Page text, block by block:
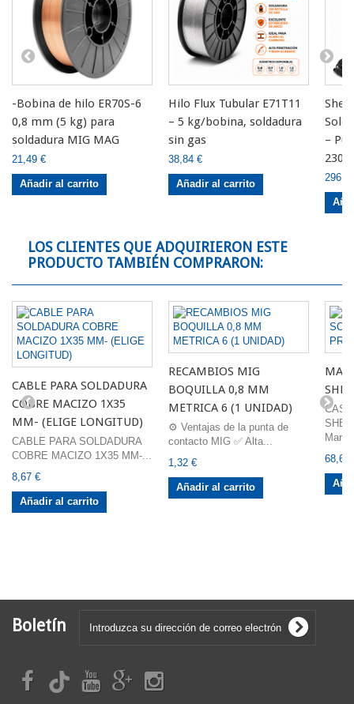
-Bobina de hilo ER70S-6
0,8 mm (5 kg) para
soldadura MIG MAG
21,49 €
Añadir al carrito
Hilo Flux Tubular E71T11
– 5 kg/bobina, soldadura
sin gas
38,84 €
Añadir al carrito
–
230V
LOS CLIENTES QUE ADQUIRIERON ESTE
PRODUCTO TAMBIÉN COMPRARON:
CABLE PARA SOLDADURA
COBRE MACIZO 1X35
MM- (ELIGE LONGITUD)
CABLE PARA SOLDADURA
COBRE MACIZO 1X35 MM-...
8,67 €
Añadir al carrito
RECAMBIOS MIG
BOQUILLA 0,8 MM
METRICA 6 (1 UNIDAD)
⚙️ Ventajas de la punta de
contacto MIG ✅ Alta...
1,32 €
Añadir al carrito
68,60
Boletín